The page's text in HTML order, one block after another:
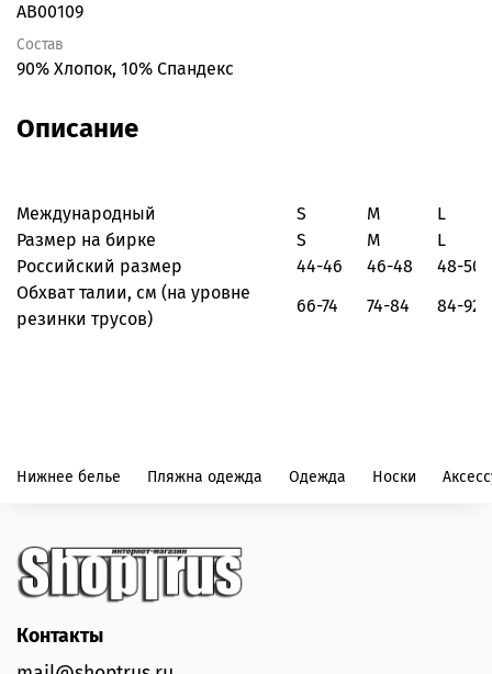
AB00109
Состав
90% Хлопок, 10% Спандекс
Описание
Международный S M
L
Размер на бирке
S M
L
Российский размер
44-46 46-48
48-50
Обхват талии, см (на уровне
резинки трусов)
66-74 74-84 84-92
Нижнее белье Пляжна одежда Одежда Носки
Контакты